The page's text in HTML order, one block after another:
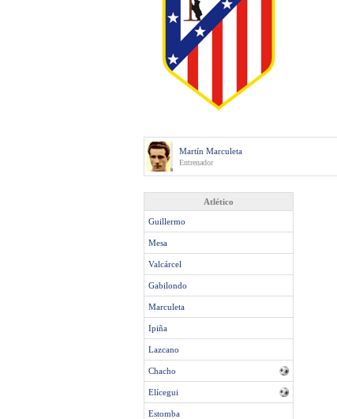
Martín Marculeta
Entrenador
Atlético
Guillermo
Mesa
Valcárcel
Gabilondo
Marculeta
Ipiña
Lazcano
Chacho
Elícegui
Estomba